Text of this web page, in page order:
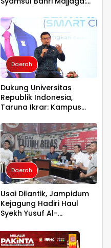
Dipercaya Memimpin
Daerah
Dukung Universitas
Republik Indonesia,
Taruna Ikrar: Kampus
Peradaban seperti
Jepang dan China
Wujudkan Indonesia
Emas 2045
Daerah
Usai Dilantik, Jampidum
Kejagung Hadiri Haul
Syekh Yusuf Al-
hingga Malam di
Makassar